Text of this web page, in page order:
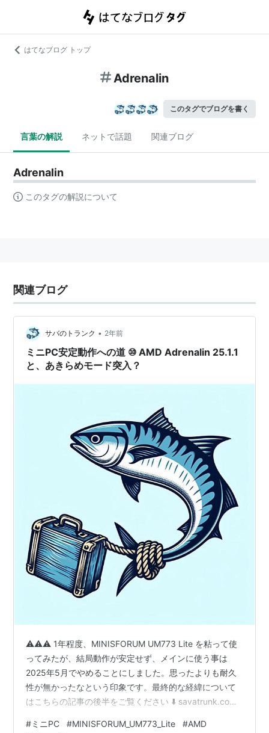
はてなブログ トップ
Adrenalin
このタグでブログを書く
言葉の解説 ネットで話題 関連ブログ
Adrenalin
このタグの解説について
関連ブログ
サバのトランク • 2年前
ミニPC安定動作への道 ⑩ AMD Adrenalin 25.1.1
と、あきらめモード突入？
⚠️⚠️⚠️ 1年程度、MINISFORUM UM773 Lite を粘って使
ってみたが、結局動作が安定せず、メインに使う事は
2025年5月でやめることにしました。思ったよりも耐久
性が無かったなという印象です。最終的な経緯について
はこちらの記事の後半をご覧ください ⬇️ savatrunk.com
MINISFORUM UM773 Lite というミニPCを2024年1月か
#ミニPC #MINISFORUM_UM773_Lite #AMD